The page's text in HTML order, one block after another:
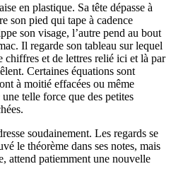
en plastique. Sa tête dépasse à
son pied qui tape à cadence
son visage, l’autre pend au bout
Il regarde son tableau sur lequel
et de lettres relié ici et là par
Certaines équations sont
à moitié effacées ou même
telle force que des petites
soudainement. Les regards se
le théorème dans ses notes, mais
attend patiemment une nouvelle